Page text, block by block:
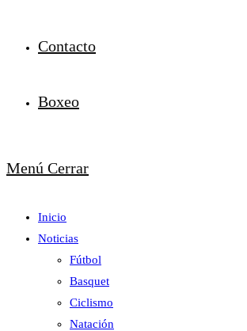
Contacto
Boxeo
Menú Cerrar
Inicio
Noticias
Fútbol
Basquet
Ciclismo
Natación